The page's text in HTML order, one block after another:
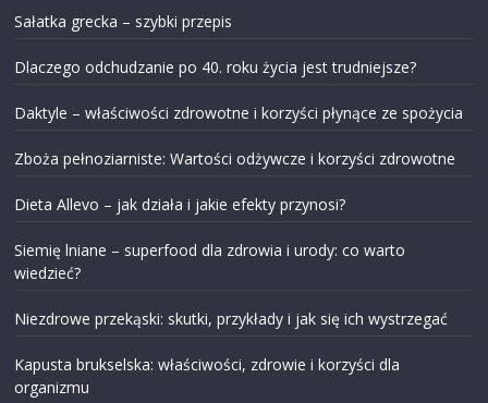
Sałatka grecka – szybki przepis
Dlaczego odchudzanie po 40. roku życia jest trudniejsze?
Daktyle – właściwości zdrowotne i korzyści płynące ze spożycia
Zboża pełnoziarniste: Wartości odżywcze i korzyści zdrowotne
Dieta Allevo – jak działa i jakie efekty przynosi?
Siemię lniane – superfood dla zdrowia i urody: co warto
wiedzieć?
Niezdrowe przekąski: skutki, przykłady i jak się ich wystrzegać
Kapusta brukselska: właściwości, zdrowie i korzyści dla
organizmu